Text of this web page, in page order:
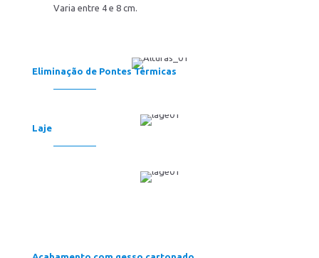
Varia entre 4 e 8 cm.
Eliminação de Pontes Térmicas
Laje